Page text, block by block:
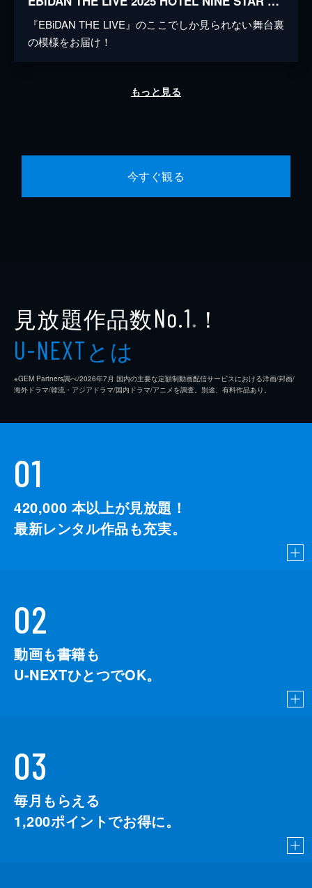
『EBiDAN THE LIVE』のここでしか見られない舞台裏
の模様をお届け！
もっと見る
今すぐ観る
見放題作品数No.1 ※ ！
U-NEXTとは
※GEM Partners調べ/2026年7⽉ 国内の主要な定額制動画配信サービスにおける洋画/邦画/
海外ドラマ/韓流・アジアドラマ/国内ドラマ/アニメを調査。別途、有料作品あり。
01
420,000 本以上が見放題！
最新レンタル作品も充実。
02
動画も書籍も
U-NEXTひとつでOK。
03
毎月もらえる
1,200ポイントでお得に。